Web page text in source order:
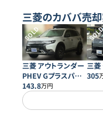
三菱のカババ売
SOLD
三菱 アウトランダー
PHEV Gプラスパッ
ケージ
143.8万円
三菱
305